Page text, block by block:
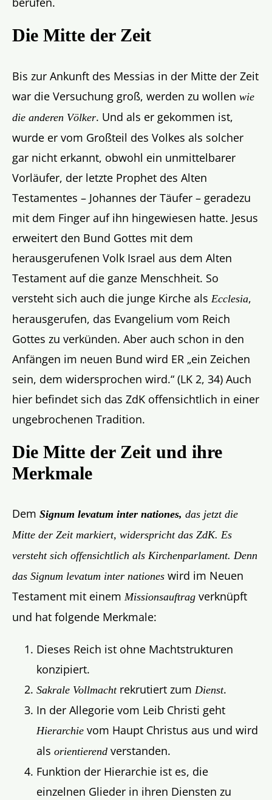
Die Mitte der Zeit
Bis zur Ankunft des Messias in der Mitte der Zeit
war die Versuchung groß, werden zu wollen wie
die anderen Völker. Und als er gekommen ist,
wurde er vom Großteil des Volkes als solcher
gar nicht erkannt, obwohl ein unmittelbarer
Vorläufer, der letzte Prophet des Alten
Testamentes – Johannes der Täufer – geradezu
mit dem Finger auf ihn hingewiesen hatte. Jesus
erweitert den Bund Gottes mit dem
herausgerufenen Volk Israel aus dem Alten
Testament auf die ganze Menschheit. So
versteht sich auch die junge Kirche als Ecclesia,
herausgerufen, das Evangelium vom Reich
Gottes zu verkünden. Aber auch schon in den
Anfängen im neuen Bund wird ER „ein Zeichen
sein, dem widersprochen wird.“ (LK 2, 34) Auch
hier befindet sich das ZdK offensichtlich in einer
ungebrochenen Tradition.
Die Mitte der Zeit und ihre
Merkmale
Dem Signum levatum inter nationes, das jetzt die
Mitte der Zeit markiert, widerspricht das ZdK. Es
versteht sich offensichtlich als Kirchenparlament. Denn
das Signum levatum inter nationes wird im Neuen
Testament mit einem Missionsauftrag verknüpft
und hat folgende Merkmale:
Dieses Reich ist ohne Machtstrukturen
konzipiert.
Sakrale Vollmachtrekrutiert zum Dienst.
In der Allegorie vom Leib Christi geht
Hierarchie vom Haupt Christus aus und wird
als orientierend verstanden.
Funktion der Hierarchie ist es, die
einzelnen Glieder in ihren Diensten zu